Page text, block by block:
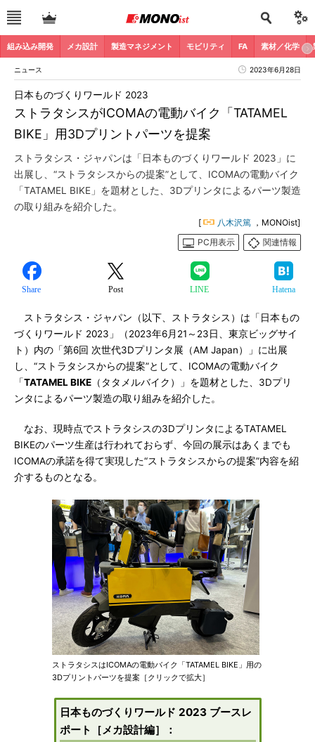
組み込み開発 メカ設計 製造マネジメント モビリティ FA 素材／化学
ニュース 2023年6月28日
ストラタシスがICOMAの電動バイク「TATAMEL
BIKE」用3Dプリントパーツを提案
日本ものづくりワールド 2023
ストラタシス・ジャパンは「日本ものづくりワールド 2023」に
出展し、“ストラタシスからの提案”として、ICOMAの電動バイク
「TATAMEL BIKE」を題材とした、3Dプリンタによるパーツ製造
の取り組みを紹介した。
[ 八木沢篤 ，MONOist]
PC用表示
関連情報
Share Post LINE Hatena
ストラタシス・ジャパン（以下、ストラタシス）は「日本もの
づくりワールド 2023」（2023年6月21～23日、東京ビッグサイ
ト）内の「第6回 次世代3Dプリンタ展（AM Japan）」に出展
し、“ストラタシスからの提案”として、ICOMAの電動バイク
「TATAMEL BIKE （タタメルバイク）」を題材とした、3Dプリ
ンタによるパーツ製造の取り組みを紹介した。
なお、現時点でストラタシスの3DプリンタによるTATAMEL
BIKEのパーツ生産は行われておらず、今回の展示はあくまでも
ICOMAの承諾を得て実現した“ストラタシスからの提案”内容を紹
介するものとなる。
ストラタシスはICOMAの電動バイク「TATAMEL BIKE」用の
3Dプリントパーツを提案［クリックで拡大］
日本ものづくりワールド 2023 ブースレ
ポート［メカ設計編］：